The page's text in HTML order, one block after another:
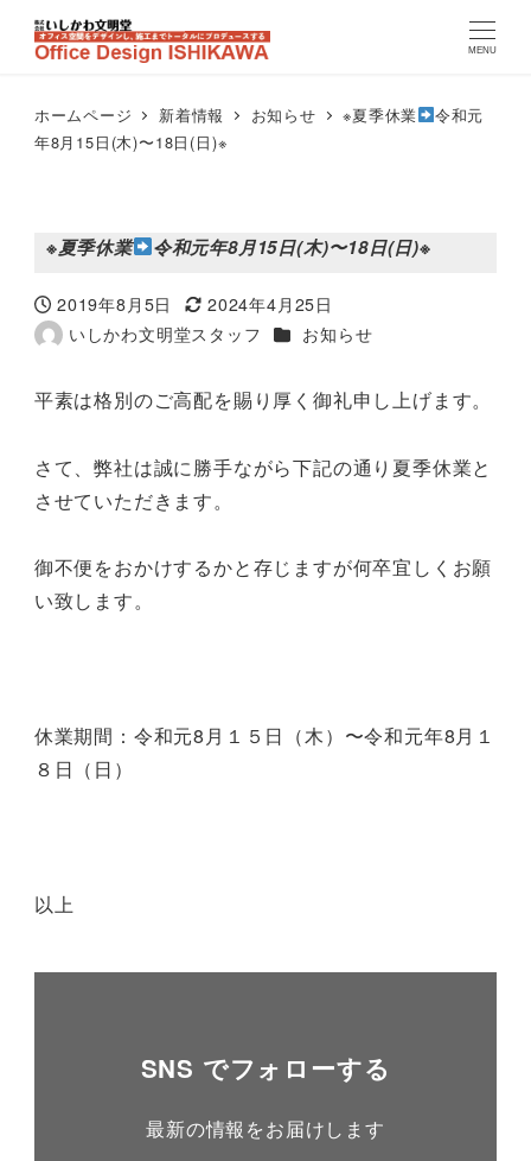
MENU
ホームページ 新着情報 お知らせ ※夏季休業
令和元
年8月15日(木)〜18日(日)※
※夏季休業 令和元年8月15日(木)〜18日(日)※
投稿日
2019年8月5日
更新日
2024年4月25日
著
いしかわ文明堂スタッフ カテゴリー（新着情報）
お知らせ
平素は格別のご高配を賜り厚く御礼申し上げます。
さて、弊社は誠に勝手ながら下記の通り夏季休業と
させていただきます。
御不便をおかけするかと存じますが何卒宜しくお願
い致します。
休業期間：令和元8月１５日（木）〜令和元年8月１
８日（日）
以上
SNS でフォローする
最新の情報をお届けします